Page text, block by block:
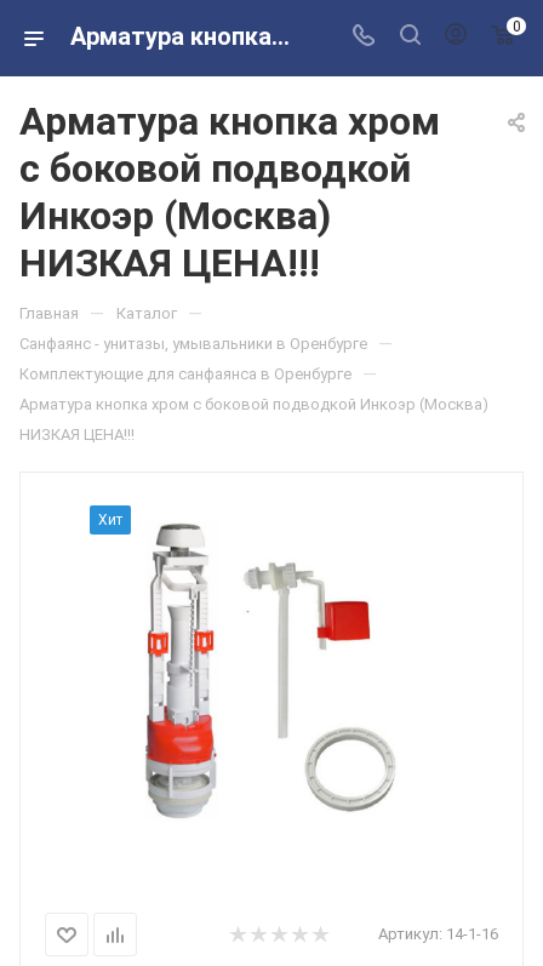
Арматура кнопка хром с боковой подводкой Инкоэр (Москва) НИЗКАЯ ЦЕНА!!! в розничных магазинах Сантехторг 0
Арматура кнопка хром
с боковой подводкой
Инкоэр (Москва)
НИЗКАЯ ЦЕНА!!!
Главная — Каталог —
Санфаянс - унитазы, умывальники в Оренбурге —
Комплектующие для санфаянса в Оренбурге —
Арматура кнопка хром с боковой подводкой Инкоэр (Москва)
НИЗКАЯ ЦЕНА!!!
Хит
Артикул: 14-1-16